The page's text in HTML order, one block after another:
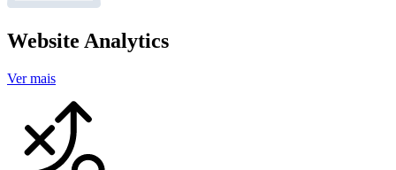
Website Analytics
Ver mais